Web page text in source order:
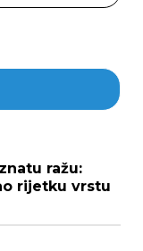
ražu:
rijetku vrstu